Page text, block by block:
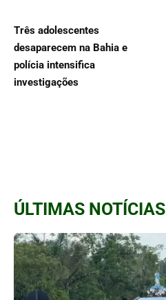
Três adolescentes
desaparecem na Bahia e
polícia intensifica
investigações
ÚLTIMAS NOTÍCIAS